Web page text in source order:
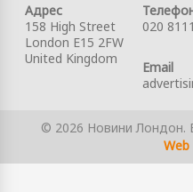
Адрес
158 High Street
London E15 2FW
United Kingdom
020
Email
© 2026 Новини Лондон.
Web